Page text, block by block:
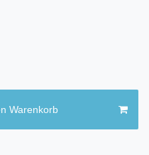
Warenkorb